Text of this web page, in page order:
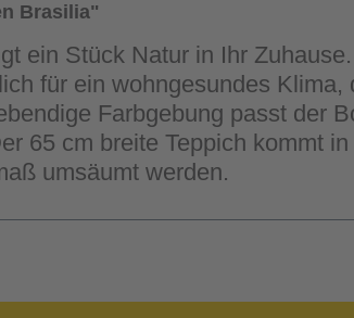
Brasilia"
ein Stück Natur in Ihr
für ein wohngesundes
Farbgebung passt der
65 cm breite Teppich kommt
umsäumt werden.